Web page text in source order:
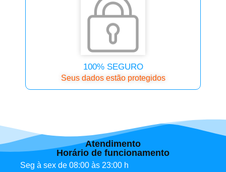
100% SEGURO
Seus dados estão protegidos
Atendimento
Horário de funcionamento
Seg à sex de 08:00 às 23:00 h